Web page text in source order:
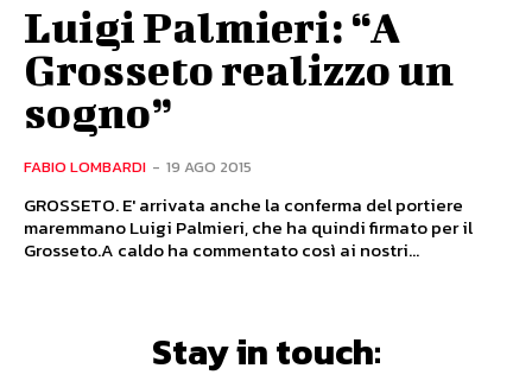
Luigi Palmieri: “A
Grosseto realizzo un
sogno”
FABIO LOMBARDI - 19 AGO 2015
GROSSETO. E' arrivata anche la conferma del portiere
maremmano Luigi Palmieri, che ha quindi firmato per il
Grosseto.A caldo ha commentato così ai nostri...
Stay in touch: